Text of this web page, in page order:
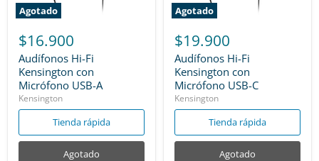
Agotado
$16.900
Audífonos Hi-Fi
Kensington con
Micrófono USB-A
Kensington
Tienda rápida
Agotado
Agotado
$19.900
Audífonos Hi-Fi
Kensington con
Micrófono USB-C
Kensington
Tienda rápida
Agotado